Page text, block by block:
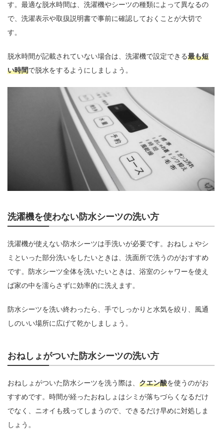
す。最適な脱水時間は、洗濯機やシーツの種類によって異なるの
で、洗濯表示や取扱説明書で事前に確認しておくことが大切で
す。
脱水時間が記載されていない場合は、洗濯機で設定できる最も短
い時間で脱水をするようにしましょう。
洗濯機を使わない防水シーツの洗い方
洗濯機が使えない防水シーツは手洗いが必要です。おねしょやシ
ミといった部分洗いをしたいときは、洗面所で洗うのがおすすめ
です。防水シーツ全体を洗いたいときは、浴室のシャワーを使え
ば家の中を濡らさずに効率的に洗えます。
防水シーツを洗い終わったら、手でしっかりと水気を絞り、風通
しのいい場所に広げて乾かしましょう。
おねしょがついた防水シーツの洗い方
おねしょがついた防水シーツを洗う際は、 クエン酸を使うのがお
すすめです。時間が経ったおねしょはシミが落ちづらくなるだけ
でなく、ニオイも残ってしまうので、できるだけ早めに対処しま
しょう。